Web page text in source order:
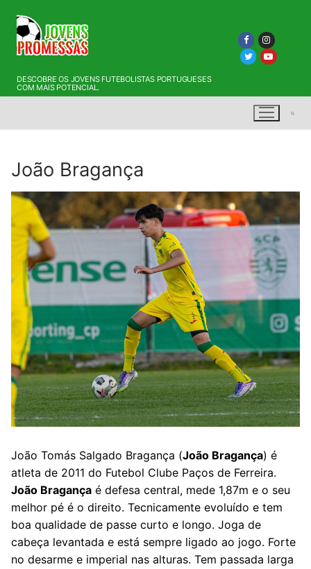
para
conteúdo
DESCOBRE OS JOVENS FUTEBOLISTAS PORTUGUESES
COM MAIS POTENCIAL.
João Bragança
João Tomás Salgado Bragança (João Bragança) é
atleta de 2011 do Futebol Clube Paços de Ferreira.
João Bragança é defesa central, mede 1,87m e o seu
melhor pé é o direito. Tecnicamente evoluído e tem
boa qualidade de passe curto e longo. Joga de
cabeça levantada e está sempre ligado ao jogo. Forte
no desarme e imperial nas alturas. Tem passada larga